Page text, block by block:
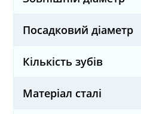
Посадковий діаметр
Кількість зубів
Матеріал сталі